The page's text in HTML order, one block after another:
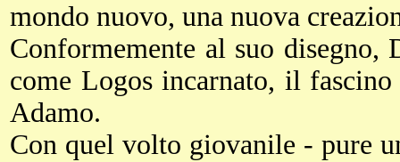
mondo nuovo, una nuova
Conformemente al suo
come Logos incarnato, il
Adamo.
Con quel volto giovanile - pure